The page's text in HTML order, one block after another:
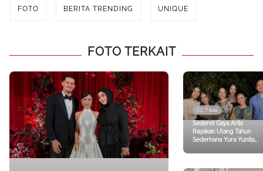
FOTO BERITA TRENDING UNIQUE
FOTO TERKAIT
7 Foto
Sederet Gaya Artis
Rayakan Ulang Tahun
Sederhana Yura Yunita